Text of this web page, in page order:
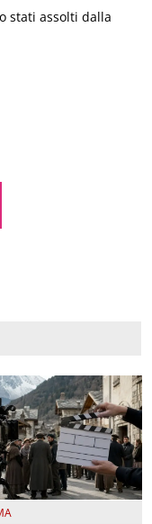
stati assolti dalla